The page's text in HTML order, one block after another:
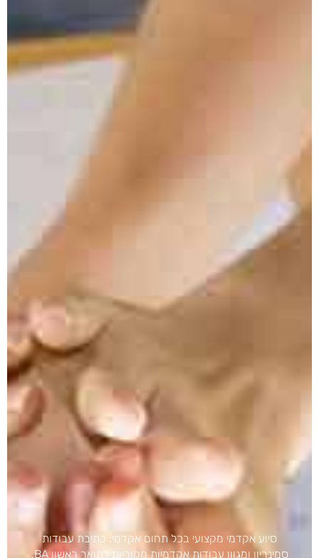
סיוע אקדמי מקצועי בכל תחום אקדמי: כתיבת עבודות
סמינריון ומגוון עבודות אקדמיות מקוריות לתואר ראשון BA,